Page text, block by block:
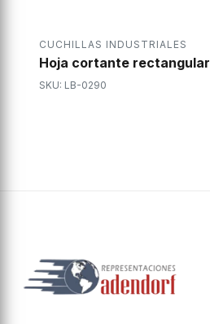
CUCHILLAS INDUSTRIALES
Hoja cortante rectangular
SKU: LB-0290